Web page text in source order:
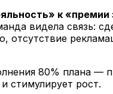
к «премии
видела связь:
отсутствие
80% плана —
стимулирует рост.